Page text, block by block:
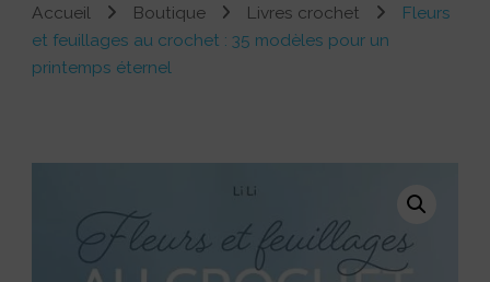
Votre panier est vide.
Accueil Boutique Livres crochet
Fleurs
et feuillages au crochet : 35 modèles pour un
printemps éternel